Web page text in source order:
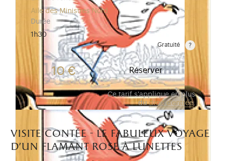
Aile des Ministres Nord
Durée
1h30
Gratuité
Gratuit pour les enfants de moins de 10 ans.Tarif
10 € Réserver
Ce tarif s'applique en plus
dudroit d'entrée.
visite contée - le fabuleux voyage
d’un flamant rose à lunettes